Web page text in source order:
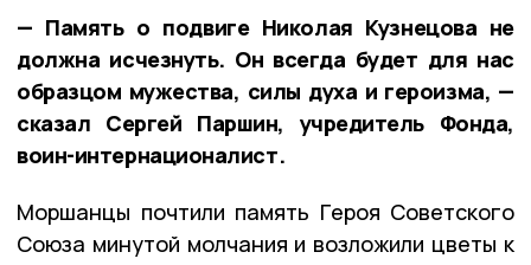
— Память о подвиге Николая Кузнецова не
должна исчезнуть. Он всегда будет для нас
образцом мужества, силы духа и героизма, —
сказал Сергей Паршин, учредитель Фонда,
воин-интернационалист.
Моршанцы почтили память Героя Советского
Союза минутой молчания и возложили цветы к